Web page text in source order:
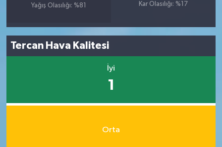
Yağış Olasılığı: %81
Kar Olasılığı: %17
Tercan Hava Kalitesi
İyi
1
Orta